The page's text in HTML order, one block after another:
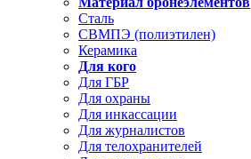
Сталь
СВМПЭ (полиэтилен)
Керамика
Для кого
Для ГБР
Для охраны
Для инкассации
Для журналистов
Для телохранителей